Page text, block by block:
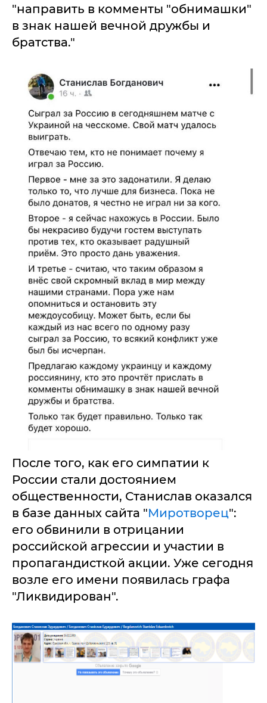
"направить в комменты "обнимашки"
в знак нашей вечной дружбы и
братства."
После того, как его симпатии к
России стали достоянием
общественности, Станислав оказался
в базе данных сайта "Миротворец":
его обвинили в отрицании
российской агрессии и участии в
пропагандисткой акции. Уже сегодня
возле его имени появилась графа
"Ликвидирован".